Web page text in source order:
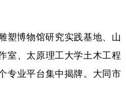
博物馆研究实践基地、山
室、太原理工大学土木工程
专业平台集中揭牌。大同市